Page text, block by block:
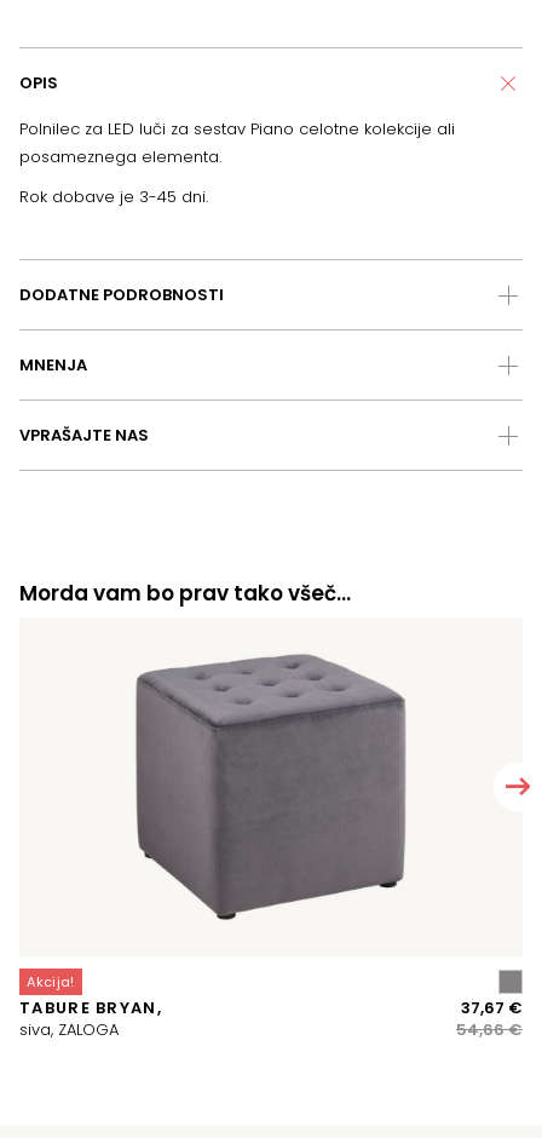
OPIS
Polnilec za LED luči za sestav Piano celotne kolekcije ali
posameznega elementa.
Rok dobave je 3-45 dni.
DODATNE PODROBNOSTI
MNENJA
VPRAŠAJTE NAS
Morda vam bo prav tako všeč…
Akcija!
TABURE BRYAN,
siva, ZALOGA
54,66€
37,67 €